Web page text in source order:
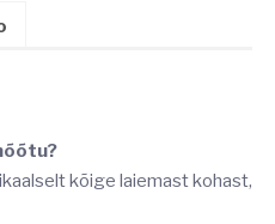
kõige laiemast kohast,